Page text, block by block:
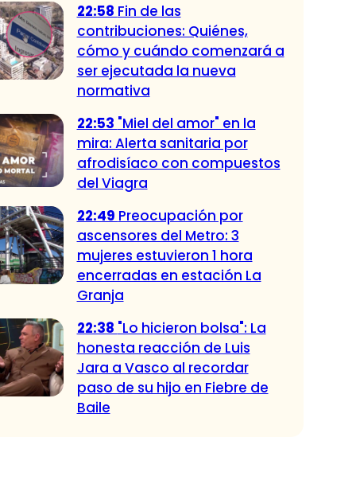
22:58 Fin de las
contribuciones: Quiénes,
cómo y cuándo comenzará a
ser ejecutada la nueva
normativa
22:53 "Miel del amor" en la
mira: Alerta sanitaria por
afrodisíaco con compuestos
del Viagra
22:49 Preocupación por
ascensores del Metro: 3
mujeres estuvieron 1 hora
encerradas en estación La
Granja
22:38 "Lo hicieron bolsa": La
honesta reacción de Luis
Jara a Vasco al recordar
paso de su hijo en Fiebre de
Baile